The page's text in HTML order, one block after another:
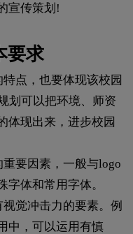
宣传策划!
要求
点，也要体现该校园
划可以把环境、师资
体现出来，进步校园
要因素，一般与logo
体和常用字体。
觉冲击力的要素。例
中，可以运用有慎